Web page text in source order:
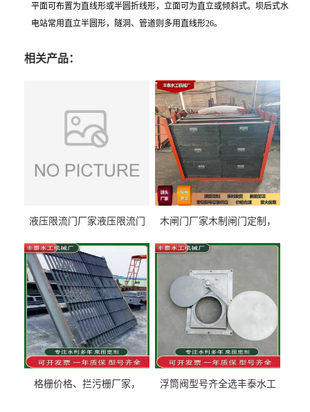
平面可布置为直线形或半圆折线形，立面可为直立或倾斜式。坝后式水
电站常用直立半圆形，隧洞、管道则多用直线形26。
相关产品：
液压限流门厂家液压限流门
泰制造
木闸门厂家木制闸门定制，
型号齐全
格栅价格、拦污栅厂家，
浮筒阀型号齐全选丰泰水工